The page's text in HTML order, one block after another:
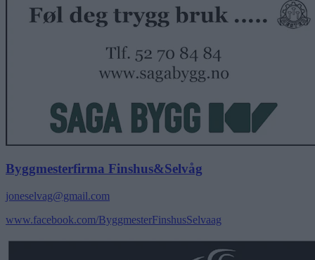
Byggmesterfirma Finshus&Selvåg
joneselvag@gmail.com
www.facebook.com/ByggmesterFinshusSelvaag